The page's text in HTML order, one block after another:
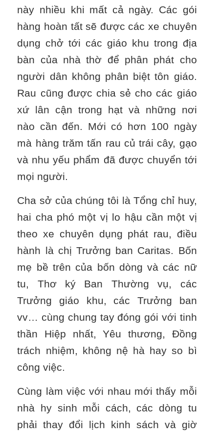
này nhiều khi mất cả ngày. Các gói
hàng hoàn tất sẽ được các xe chuyên
dụng chở tới các giáo khu trong địa
bàn của nhà thờ để phân phát cho
người dân không phân biệt tôn giáo.
Rau cũng được chia sẻ cho các giáo
xứ lân cận trong hạt và những nơi
nào cần đến. Mới có hơn 100 ngày
mà hàng trăm tấn rau củ trái cây, gạo
và nhu yếu phẩm đã được chuyển tới
mọi người.
Cha sở của chúng tôi là Tổng chỉ huy,
hai cha phó một vị lo hậu cần một vị
theo xe chuyên dụng phát rau, điều
hành là chị Trưởng ban Caritas. Bốn
mẹ bề trên của bốn dòng và các nữ
tu, Thơ ký Ban Thường vụ, các
Trưởng giáo khu, các Trưởng ban
vv… cùng chung tay đóng gói với tinh
thần Hiệp nhất, Yêu thương, Đồng
trách nhiệm, không nệ hà hay so bì
công việc.
Cùng làm việc với nhau mới thấy mỗi
nhà hy sinh mỗi cách, các dòng tu
phải thay đổi lịch kinh sách và giờ